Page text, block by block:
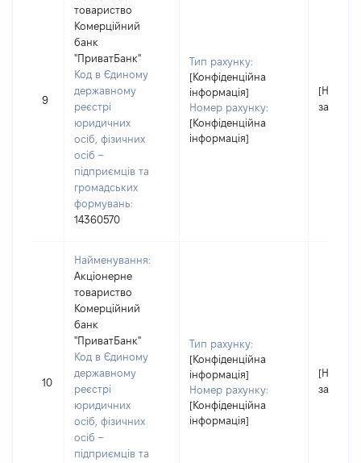
9
товариство
Комерційний
банк
"ПриватБанк"
Код в Єдиному
державному
реєстрі
юридичних
осіб, фізичних
осіб –
підприємців та
громадських
формувань:
14360570
Тип рахунку:
[Конфіденційна
інформація]
Номер рахунку:
[Конфіденційна
інформація]
[Не
10
Найменування:
Акціонерне
товариство
Комерційний
банк
"ПриватБанк"
Код в Єдиному
державному
реєстрі
юридичних
осіб, фізичних
осіб –
підприємців та
Тип рахунку:
[Конфіденційна
інформація]
Номер рахунку:
[Конфіденційна
інформація]
[Не